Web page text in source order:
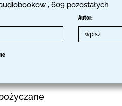
, 609 pozostałych
Autor: